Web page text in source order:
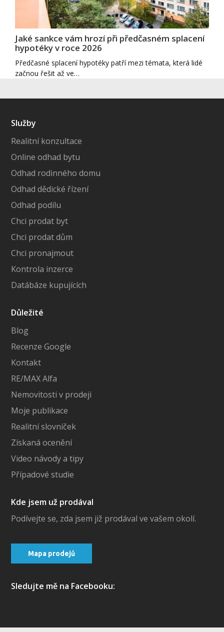
Jaké sankce vám hrozí při předčasném splacení
hypotéky v roce 2026
Předčasné splacení hypotéky patří mezi témata, která lidé
začnou řešit až ve…
Služby
Realitní konzultace
Online odhad bytu
Odhad rodinného domu
Odhad dědické řízení
Odhad podílu
Chci prodat byt
Chci prodat dům
Chci pronajmout
Kontrola inzerce
Datábáze kupujících
Důležité
Blog
Recenze Google
Kontakt
RE/MAX Alfa
Nemovitosti v prodeji
Moje publikace
Realitní slovníček
Získaná ocenění
Video návody a tipy
Případové studie
Kde jsem už prodával
Podívejte se, zda jsem již prodával ve vašem okolí.
Mapa prodejů
Sledujte mě na Facebooku: